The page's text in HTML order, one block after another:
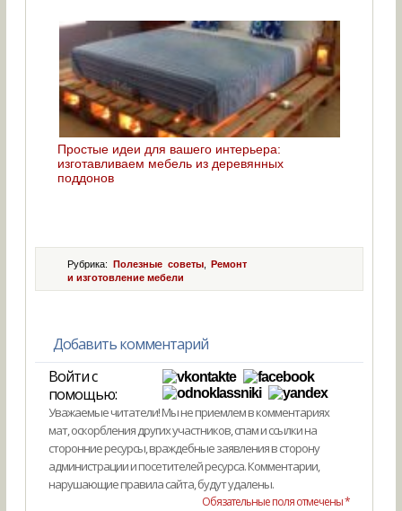
Простые идеи для вашего интерьера:
изготавливаем мебель из деревянных
поддонов
Рубрика: Полезные советы,
Ремонт
и изготовление мебели
Добавить комментарий
Войти с
помощью:
Уважаемые читатели! Мы не приемлем в комментариях
мат, оскорбления других участников, спам и ссылки на
сторонние ресурсы, враждебные заявления в сторону
администрации и посетителей ресурса. Комментарии,
нарушающие правила сайта, будут удалены.
Обязательные поля отмечены *